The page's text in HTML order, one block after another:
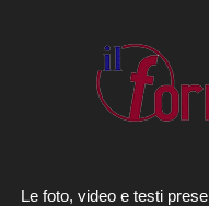
Le foto, video e testi